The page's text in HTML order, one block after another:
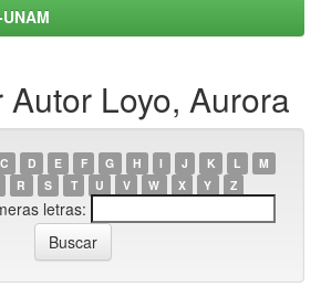
Loyo, Aurora
C D E F G H I J K L
M
R S T U V W X Y Z
letras: